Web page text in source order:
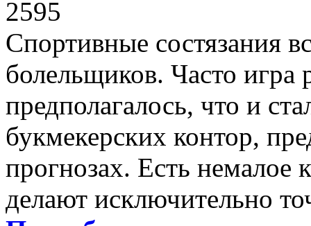
2595
Спортивные состязания
болельщиков. Часто игра
предполагалось, что и
букмекерских контор,
прогнозах. Есть немалое
делают исключительно